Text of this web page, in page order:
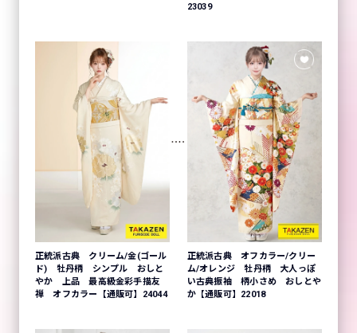
23039
正統派古典 クリーム/金(ゴール
ド) 牡丹柄 シンプル おしと
やか 上品 最高級金彩手描友
禅 オフカラー【通販可】24044
正統派古典 オフカラー/クリー
ム/オレンジ 牡丹柄 大人っぽ
い古典振袖 柄小さめ おしとや
か【通販可】22018